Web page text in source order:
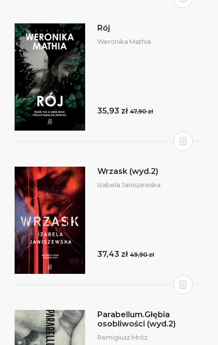
Rój
Weronika Mathia
35,93 zł 47,90 zł
Wrzask (wyd.2)
Izabela Janiszewska
37,43 zł 49,90 zł
Parabellum.Głębia
osobliwości (wyd.2)
Remigiusz Mróz